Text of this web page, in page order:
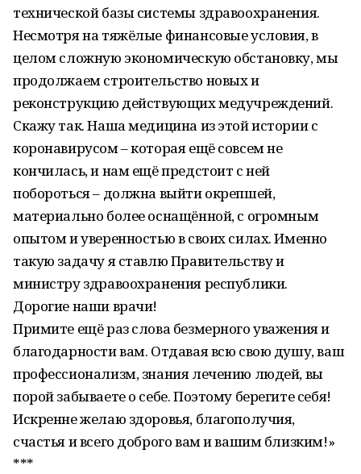
технической базы системы здравоохранения.
Несмотря на тяжёлые финансовые условия, в
целом сложную экономическую обстановку, мы
продолжаем строительство новых и
реконструкцию действующих медучреждений.
Скажу так. Наша медицина из этой истории с
коронавирусом – которая ещё совсем не
кончилась, и нам ещё предстоит с ней
побороться – должна выйти окрепшей,
материально более оснащённой, с огромным
опытом и уверенностью в своих силах. Именно
такую задачу я ставлю Правительству и
министру здравоохранения республики.
Дорогие наши врачи!
Примите ещё раз слова безмерного уважения и
благодарности вам. Отдавая всю свою душу, ваш
профессионализм, знания лечению людей, вы
порой забываете о себе. Поэтому берегите себя!
Искренне желаю здоровья, благополучия,
счастья и всего доброго вам и вашим близким!»
***